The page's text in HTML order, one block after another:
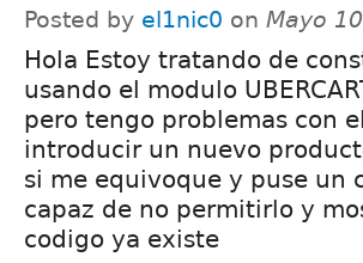
Posted by el1nic0 on Mayo
Hola Estoy tratando de
usando el modulo
pero tengo problemas con
introducir un nuevo
si me equivoque y puse un
capaz de no permitirlo y
codigo ya existe